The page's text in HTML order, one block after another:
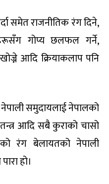
समेत राजनीतिक रंग दिने,
गोप्य छलफल गर्ने,
आदि क्रियाकलाप पनि
समुदायलाई नेपालको
आदि सबै कुराको चासो
रंग बेलायतको नेपाली
हो।